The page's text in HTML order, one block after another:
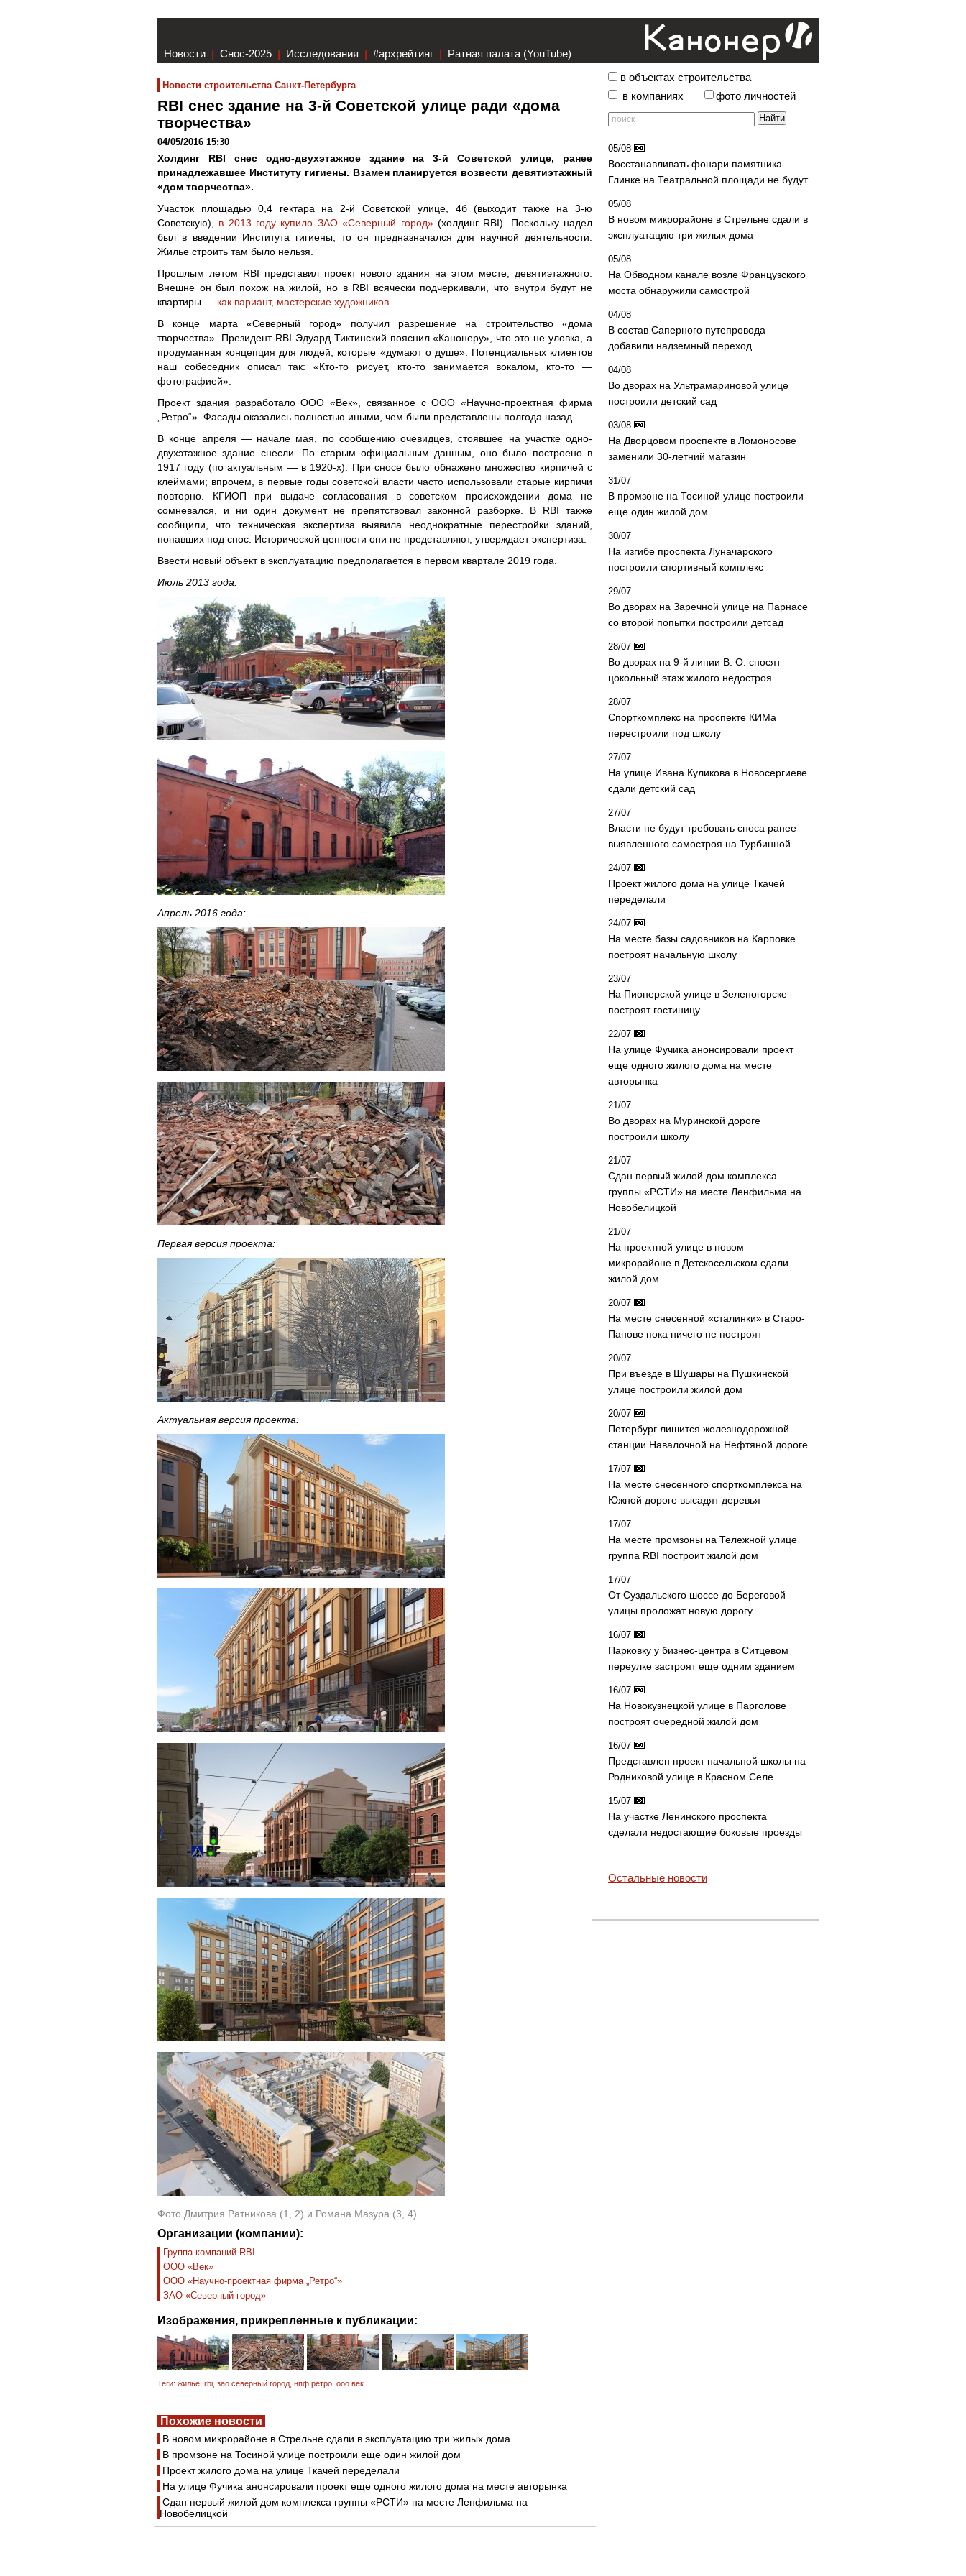
Новости | Снос-2025 | Исследования | #архрейтинг | Ратная палата (YouTube)
Новости строительства Санкт-Петербурга
RBI снес здание на 3-й Советской улице ради «дома
творчества»
04/05/2016 15:30
Холдинг RBI снес одно-двухэтажное здание на 3-й Советской улице, ранее
принадлежавшее Институту гигиены. Взамен планируется возвести девятиэтажный
«дом творчества».
Участок площадью 0,4 гектара на 2-й Советской улице, 4б (выходит также на 3-ю
Советскую), в 2013 году купило ЗАО «Северный город»(холдинг RBI). Поскольку надел
был в введении Института гигиены, то он предназначался для научной деятельности.
Жилье строить там было нельзя.
Прошлым летом RBI представил проект нового здания на этом месте, девятиэтажного.
Внешне он был похож на жилой, но в RBI всячески подчеркивали, что внутри будут не
квартиры — как вариант, мастерские художников
В конце марта «Северный город» получил разрешение на строительство «дома
творчества». Президент RBI Эдуард Тиктинский пояснил «Канонеру», что это не уловка, а
продуманная концепция для людей, которые «думают о душе». Потенциальных клиентов
наш собеседник описал так: «Кто-то рисует, кто-то занимается вокалом, кто-то —
фотографией».
Проект здания разработало ООО «Век», связанное с ООО «Научно-проектная фирма
„Ретро“». Фасады оказались полностью иными, чем были представлены полгода назад.
В конце апреля — начале мая, по сообщению очевидцев, стоявшее на участке одно-
двухэтажное здание снесли. По старым официальным данным, оно было построено в
1917 году (по актуальным — в 1920-х). При сносе было обнажено множество кирпичей с
клеймами; впрочем, в первые годы советской власти часто использовали старые кирпичи
повторно. КГИОП при выдаче согласования в советском происхождении дома не
сомневался, и ни один документ не препятствовал законной разборке. В RBI также
сообщили, что техническая экспертиза выявила неоднократные перестройки зданий,
попавших под снос. Исторической ценности они не представляют, утверждает экспертиза.
Ввести новый объект в эксплуатацию предполагается в первом квартале 2019 года.
Июль 2013 года:
Апрель 2016 года:
Первая версия проекта:
Актуальная версия проекта:
Фото Дмитрия Ратникова (1, 2) и Романа Мазура (3, 4)
Организации (компании):
Группа компаний RBI
ООО «Век»
ООО «Научно-проектная фирма „Ретро“»
ЗАО «Северный город»
Изображения, прикрепленные к публикации:
Теги: жилье rbi зао северный город нпф ретро ооо век
Похожие новости
В новом микрорайоне в Стрельне сдали в эксплуатацию три жилых дома
В промзоне на Тосиной улице построили еще один жилой дом
Проект жилого дома на улице Ткачей переделали
На улице Фучика анонсировали проект еще одного жилого дома на месте авторынка
Сдан первый жилой дом комплекса группы «РСТИ» на месте Ленфильма на
Новобелицкой
в объектах строительства
в компаниях
фото личностей
05/08
Восстанавливать фонари памятника
Глинке на Театральной площади не будут
05/08
В новом микрорайоне в Стрельне сдали в
эксплуатацию три жилых дома
05/08
На Обводном канале возле Французского
моста обнаружили самострой
04/08
В состав Саперного путепровода
добавили надземный переход
04/08
Во дворах на Ультрамариновой улице
построили детский сад
03/08
На Дворцовом проспекте в Ломоносове
заменили 30-летний магазин
31/07
В промзоне на Тосиной улице построили
еще один жилой дом
30/07
На изгибе проспекта Луначарского
построили спортивный комплекс
29/07
Во дворах на Заречной улице на Парнасе
со второй попытки построили детсад
28/07
Во дворах на 9-й линии В. О. сносят
цокольный этаж жилого недостроя
28/07
Спорткомплекс на проспекте КИМа
перестроили под школу
27/07
На улице Ивана Куликова в Новосергиеве
сдали детский сад
27/07
Власти не будут требовать сноса ранее
выявленного самостроя на Турбинной
24/07
Проект жилого дома на улице Ткачей
переделали
24/07
На месте базы садовников на Карповке
построят начальную школу
23/07
На Пионерской улице в Зеленогорске
построят гостиницу
22/07
На улице Фучика анонсировали проект
еще одного жилого дома на месте
авторынка
21/07
Во дворах на Муринской дороге
построили школу
21/07
Сдан первый жилой дом комплекса
группы «РСТИ» на месте Ленфильма на
Новобелицкой
21/07
На проектной улице в новом
микрорайоне в Детскосельском сдали
жилой дом
20/07
На месте снесенной «сталинки» в Старо-
Панове пока ничего не построят
20/07
При въезде в Шушары на Пушкинской
улице построили жилой дом
20/07
Петербург лишится железнодорожной
станции Навалочной на Нефтяной дороге
17/07
На месте снесенного спорткомплекса на
Южной дороге высадят деревья
17/07
На месте промзоны на Тележной улице
группа RBI построит жилой дом
17/07
От Суздальского шоссе до Береговой
улицы проложат новую дорогу
16/07
Парковку у бизнес-центра в Ситцевом
переулке застроят еще одним зданием
16/07
На Новокузнецкой улице в Парголове
построят очередной жилой дом
16/07
Представлен проект начальной школы на
Родниковой улице в Красном Селе
15/07
На участке Ленинского проспекта
сделали недостающие боковые проезды
Остальные новости